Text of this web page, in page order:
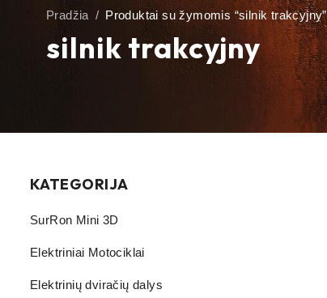
silnik trakcyjny
Pradžia / Produktai su žymomis “silnik trakcyjny”
KATEGORIJA
SurRon Mini 3D
Elektriniai Motociklai
Elektrinių dviračių dalys